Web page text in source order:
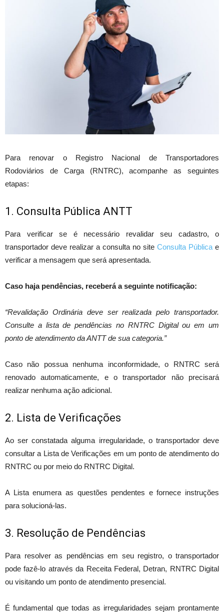
Para renovar o Registro Nacional de Transportadores
Rodoviários de Carga (RNTRC), acompanhe as seguintes
etapas:
1. Consulta Pública ANTT
Para verificar se é necessário revalidar seu cadastro, o
transportador deve realizar a consulta no site Consulta Pública e
verificar a mensagem que será apresentada.
Caso haja pendências, receberá a seguinte notificação:
“Revalidação Ordinária deve ser realizada pelo transportador.
Consulte a lista de pendências no RNTRC Digital ou em um
ponto de atendimento da ANTT de sua categoria.”
Caso não possua nenhuma inconformidade, o RNTRC será
renovado automaticamente, e o transportador não precisará
realizar nenhuma ação adicional.
2. Lista de Verificações
Ao ser constatada alguma irregularidade, o transportador deve
consultar a Lista de Verificações em um ponto de atendimento do
RNTRC ou por meio do RNTRC Digital.
A Lista enumera as questões pendentes e fornece instruções
para solucioná-las.
3. Resolução de Pendências
Para resolver as pendências em seu registro, o transportador
pode fazê-lo através da Receita Federal, Detran, RNTRC Digital
ou visitando um ponto de atendimento presencial.
É fundamental que todas as irregularidades sejam prontamente